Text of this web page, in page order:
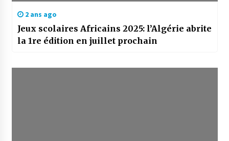
2 ans ago
Jeux scolaires Africains 2025: l’Algérie abrite
la 1re édition en juillet prochain